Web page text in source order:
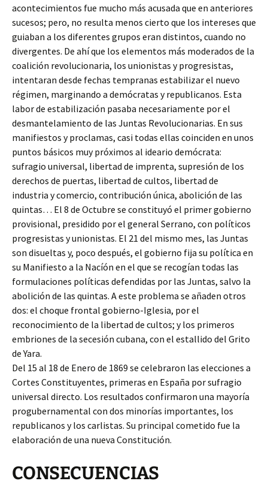
acontecimientos fue mucho más acusada que en anteriores
sucesos; pero, no resulta menos cierto que los intereses que
guiaban a los diferentes grupos eran distintos, cuando no
divergentes. De ahí que los elementos más moderados de la
coalición revolucionaria, los unionistas y progresistas,
intentaran desde fechas tempranas estabilizar el nuevo
régimen, marginando a demócratas y republicanos. Esta
labor de estabilización pasaba necesariamente por el
desmantelamiento de las Juntas Revolucionarias. En sus
manifiestos y proclamas, casi todas ellas coinciden en unos
puntos básicos muy próximos al ideario demócrata:
sufragio universal, libertad de imprenta, supresión de los
derechos de puertas, libertad de cultos, libertad de
industria y comercio, contribución única, abolición de las
quintas… El 8 de Octubre se constituyó el primer gobierno
provisional, presidido por el general Serrano, con políticos
progresistas y unionistas. El 21 del mismo mes, las Juntas
son disueltas y, poco después, el gobierno fija su política en
su Manifiesto a la Nacíón en el que se recogían todas las
formulaciones políticas defendidas por las Juntas, salvo la
abolición de las quintas. A este problema se añaden otros
dos: el choque frontal gobierno-Iglesia, por el
reconocimiento de la libertad de cultos; y los primeros
embriones de la secesión cubana, con el estallido del Grito
de Yara.
Del 15 al 18 de Enero de 1869 se celebraron las elecciones a
Cortes Constituyentes, primeras en España por sufragio
universal directo. Los resultados confirmaron una mayoría
progubernamental con dos minorías importantes, los
republicanos y los carlistas. Su principal cometido fue la
elaboración de una nueva Constitución.
CONSECUENCIAS